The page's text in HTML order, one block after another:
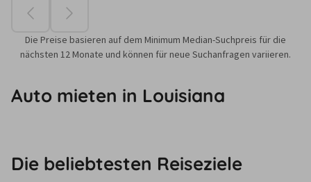
Die Preise basieren auf dem Minimum Median-Suchpreis für die
nächsten 12 Monate und können für neue Suchanfragen variieren.
Auto mieten in Louisiana
Die beliebtesten Reiseziele